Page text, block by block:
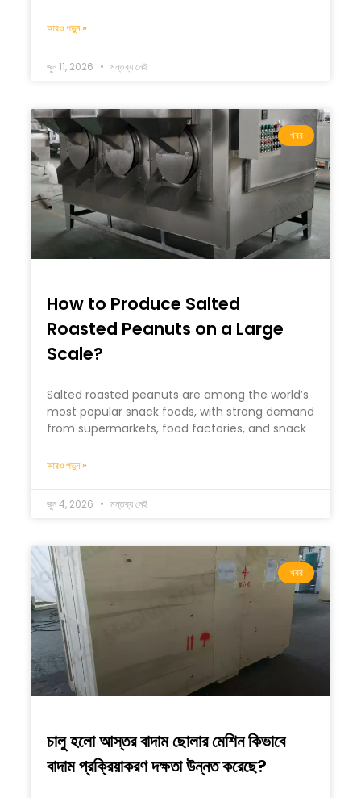
আরও পড়ুন »
জুন 11, 2026 মন্তব্য নেই
খবর
How to Produce Salted
Roasted Peanuts on a Large
Scale?
Salted roasted peanuts are among the world’s
most popular snack foods, with strong demand
from supermarkets, food factories, and snack
আরও পড়ুন »
জুন 4, 2026 মন্তব্য নেই
খবর
চালু হলো আস্তর বাদাম ছোলার মেশিন কিভাবে
বাদাম প্রক্রিয়াকরণ দক্ষতা উন্নত করেছে?